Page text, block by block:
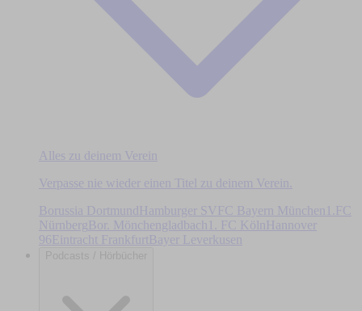
Alles zu deinem Verein
Verpasse nie wieder einen Titel zu deinem Verein.
Borussia DortmundHamburger SV FC Bayern München
1.FC
Nürnberg Bor. Mönchengladbach 1. FC Köln
Hannover
96Eintracht Frankfurt Bayer Leverkusen
Podcasts / Hörbücher